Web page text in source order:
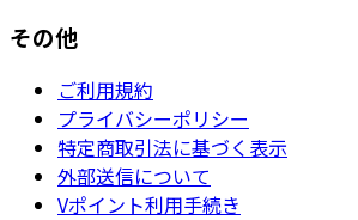
その他
ご利用規約
プライバシーポリシー
特定商取引法に基づく表示
外部送信について
Vポイント利用手続き